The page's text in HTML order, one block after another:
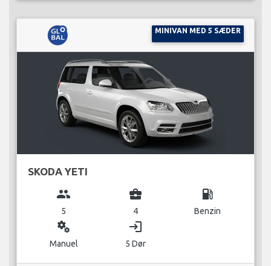
MINIVAN MED 5 SÆDER
SKODA YETI
group
5
business_center
4
local_gas_station
Benzin
miscellaneous_services
Manuel
login
5 Dør